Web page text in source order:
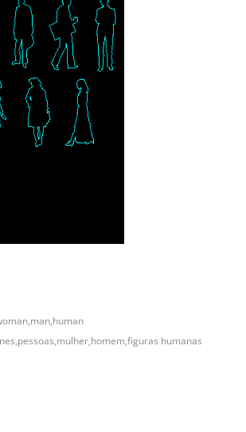
humanas